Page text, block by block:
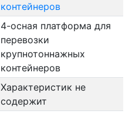
контейнеров
4-осная платформа для
перевозки
крупнотоннажных
контейнеров
Характеристик не
содержит